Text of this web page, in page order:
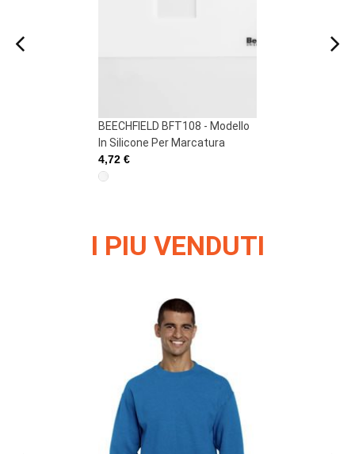
BEECHFIELD BFT108 - Modello
In Silicone Per Marcatura
4,72 €
BEECHFIELD BFT107 - Modello
In Silicone Per Marcatura
4,72 €
I PIU VENDUTI